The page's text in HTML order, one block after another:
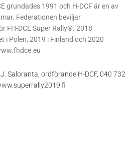
grundades 1991 och H-DCF är en av
Federationen beviljar
FH-DCE Super Rally®. 2018
i Polen, 2019 i Finland och 2020
Saloranta, ordförande H-DCF, 040 732